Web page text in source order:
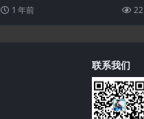
SEO...1 年前 22
联系我们